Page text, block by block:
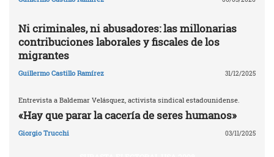
Ni criminales, ni abusadores: las millonarias
contribuciones laborales y fiscales de los
migrantes
Guillermo Castillo Ramírez 31/12/2025
Entrevista a Baldemar Velásquez, activista sindical estadounidense.
«Hay que parar la cacería de seres humanos»
Giorgio Trucchi 03/11/2025